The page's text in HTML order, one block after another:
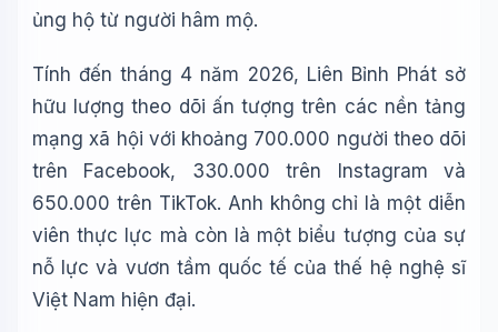
ủng hộ từ người hâm mộ.
Tính đến tháng 4 năm 2026, Liên Bỉnh Phát sở
hữu lượng theo dõi ấn tượng trên các nền tảng
mạng xã hội với khoảng 700.000 người theo dõi
trên Facebook, 330.000 trên Instagram và
650.000 trên TikTok. Anh không chỉ là một diễn
viên thực lực mà còn là một biểu tượng của sự
nỗ lực và vươn tầm quốc tế của thế hệ nghệ sĩ
Việt Nam hiện đại.